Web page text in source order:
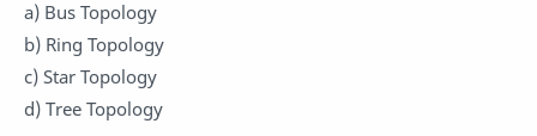
a) Bus Topology
b) Ring Topology
c) Star Topology
d) Tree Topology